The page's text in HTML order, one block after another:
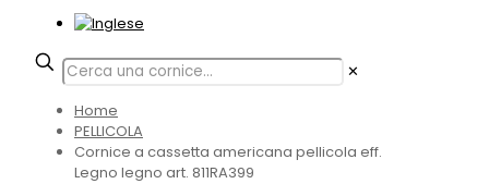
✕
Home
PELLICOLA
Cornice a cassetta americana pellicola eff.
Legno legno art. 811RA399